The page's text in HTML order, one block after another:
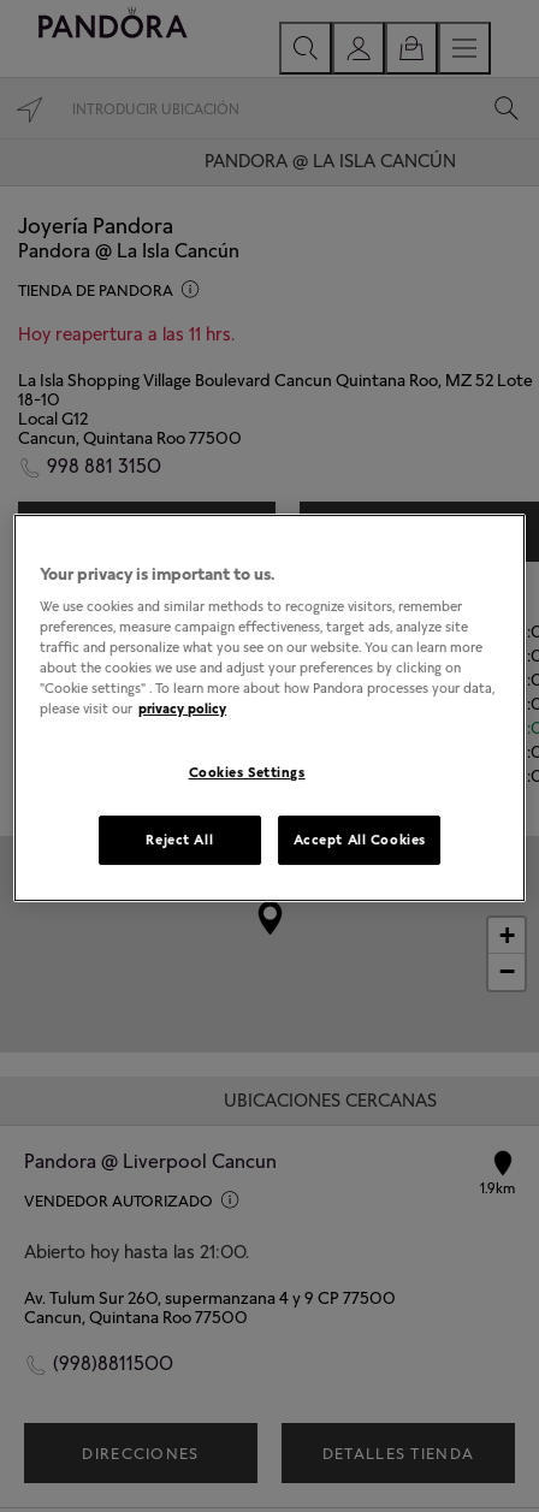
PANDORA @ LA ISLA CANCÚN
Joyería Pandora
Pandora @ La Isla Cancún
TIENDA DE PANDORA
Hoy reapertura a las 11 hrs.
La Isla Shopping Village Boulevard Cancun Quintana Roo, MZ 52 Lote
18-10
Local G12
Cancun, Quintana Roo 77500
998 881 3150
El horario de apertura
Lunes 11:00
Martes
11:00
Miércoles
11:00
Jueves
+
−
UBICACIONES CERCANAS
Pandora @ Liverpool Cancun
VENDEDOR AUTORIZADO
Abierto hoy hasta las 21:00.
1.9km
Av. Tulum Sur 260, supermanzana 4 y 9 CP 77500
Cancun, Quintana Roo 77500
(998)8811500
DIRECCIONES DETALLES TIENDA
Your privacy is important to us.
We use cookies and similar methods to recognize visitors, remember
preferences, measure campaign effectiveness, target ads, analyze site
traffic and personalize what you see on our website. You can learn more
about the cookies we use and adjust your preferences by clicking on
"Cookie settings" . To learn more about how Pandora processes your data,
please visit our privacy policy
Cookies Settings
Reject All Accept All Cookies